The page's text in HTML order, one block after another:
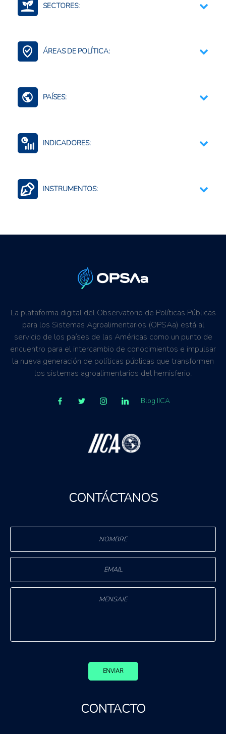
SECTORES:
ÁREAS DE POLÍTICA:
PAÍSES:
INDICADORES:
INSTRUMENTOS:
La plataforma digital del Observatorio de Políticas Públicas
para los Sistemas Agroalimentarios (OPSAa) está al
servicio de los países de las Américas como un punto de
encuentro para el intercambio de conocimientos e impulsar
la nueva generación de políticas públicas que transformen
los sistemas agroalimentarios del hemisferio.
Blog IICA
CONTÁCTANOS
ENVIAR
CONTACTO